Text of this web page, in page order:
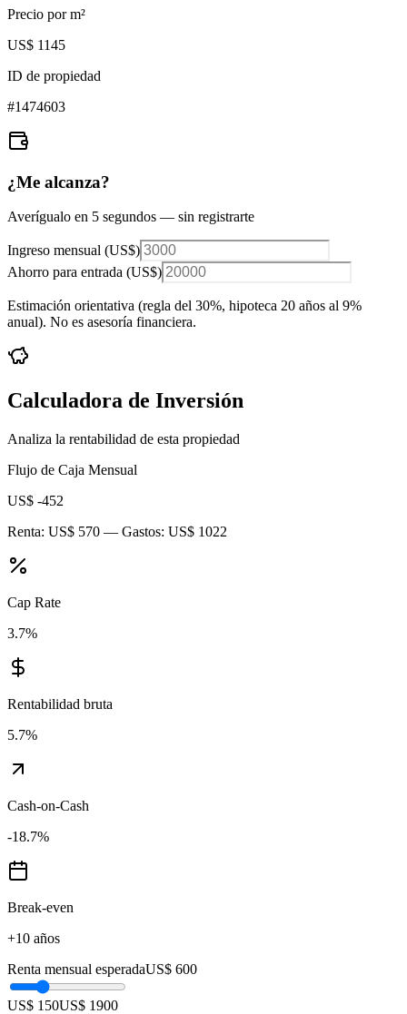
Precio por m²
US$ 1145
ID de propiedad
#1474603
¿Me alcanza?
Averígualo en 5 segundos — sin registrarte
Ingreso mensual (US$)
Ahorro para entrada (US$)
Estimación orientativa (regla del 30%, hipoteca 20 años al 9%
anual). No es asesoría financiera.
Calculadora de Inversión
Analiza la rentabilidad de esta propiedad
Flujo de Caja Mensual
US$ -452
Renta: US$ 570 — Gastos: US$ 1022
Cap Rate
3.7%
Rentabilidad bruta
5.7%
Cash-on-Cash
-18.7%
Break-even
+10 años
Renta mensual esperadaUS$ 600
US$ 150US$ 1900